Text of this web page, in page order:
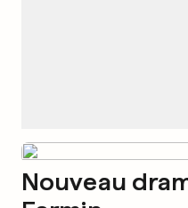
Nouveau